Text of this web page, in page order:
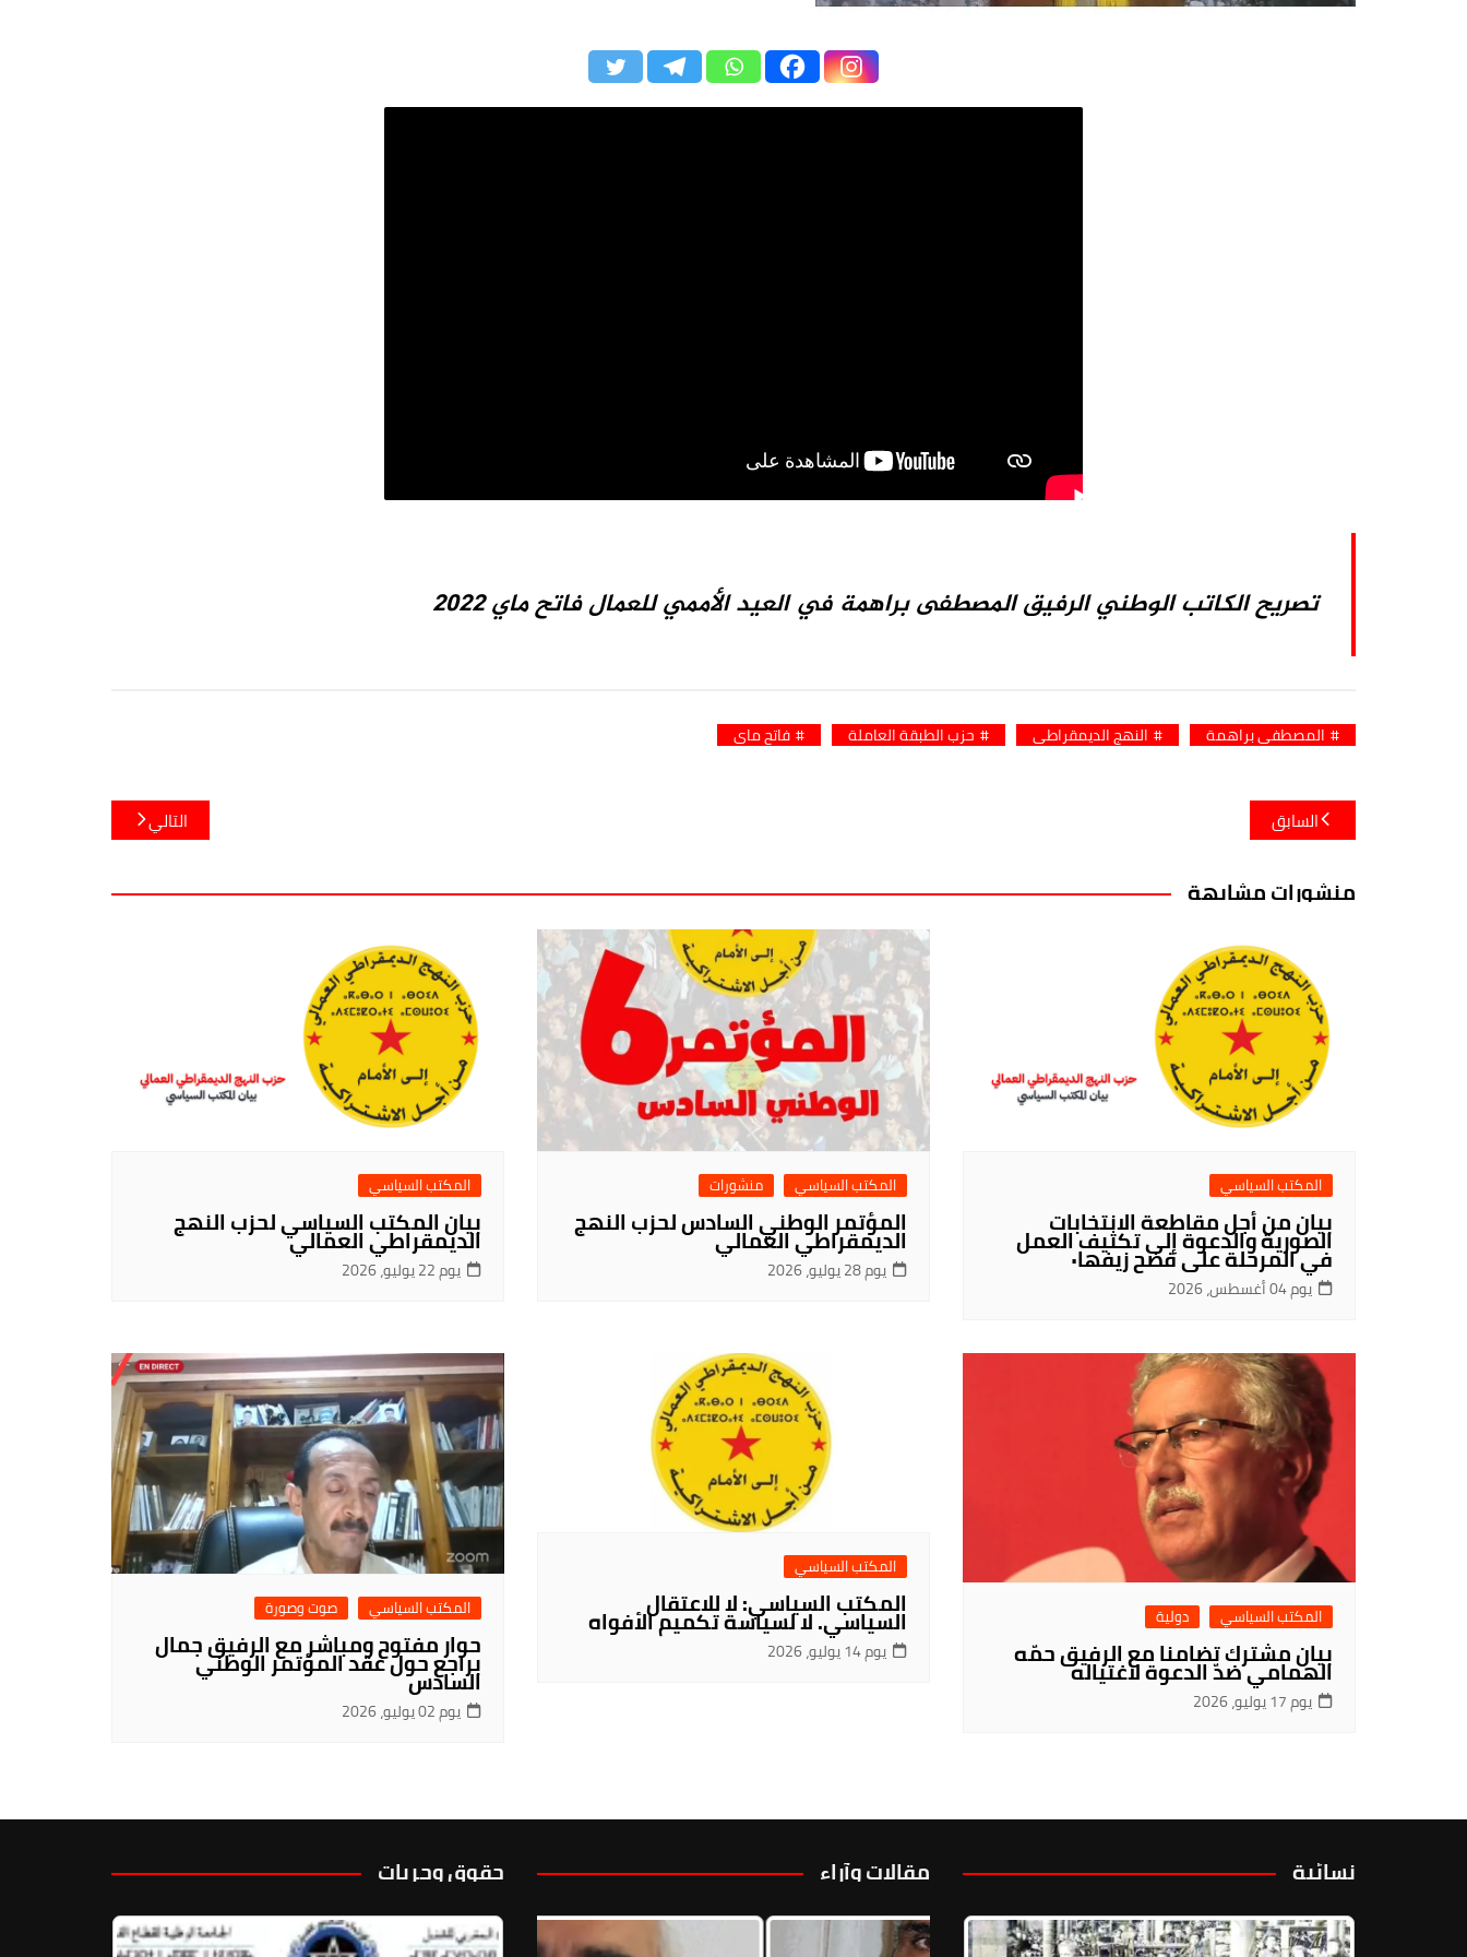
تصريح الكاتب الوطني الرفيق المصطفى براهمة في العيد الأممي للعمال فاتح ماي 2022
المصطفى براهمة النهج الديمقراطي حزب الطبقة العاملة فاتح ماي
تصفّح
المقالات
السابق التالي
منشورات مشابهة
المكتب السياسي
بيان من أجل مقاطعة الانتخابات
الصورية والدعوة إلى تكثيف العمل
في المرحلة على فضح زيفها٠
يوم 04 أغسطس، 2026
المكتب السياسي منشورات
المؤتمر الوطني السادس لحزب النهج
الديمقراطي العمالي
يوم 28 يوليو، 2026
المكتب السياسي
بيان المكتب السياسي لحزب النهج
الديمقراطي العمالي
يوم 22 يوليو، 2026
المكتب السياسي دولية
بيان مشترك تضامنا مع الرفيق حمّه
الهمامي ضدّ الدعوة لاغتياله
يوم 17 يوليو، 2026
المكتب السياسي
المكتب السياسي: لا للاعتقال
السياسي. لا لسياسة تكميم الأفواه
يوم 14 يوليو، 2026
المكتب السياسي صوت وصورة
حوار مفتوح ومباشر مع الرفيق جمال
براجع حول عقد المؤتمر الوطني
السادس
يوم 02 يوليو، 2026
نسائية مقالات وآراء حقوق وحريات